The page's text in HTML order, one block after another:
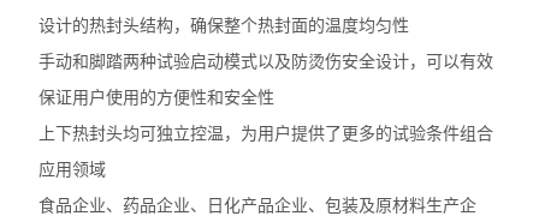
设计的热封头结构，确保整个热封面的温度均匀性
手动和脚踏两种试验启动模式以及防烫伤安全设计，可以有效
保证用户使用的方便性和安全性
上下热封头均可独立控温，为用户提供了更多的试验条件组合
应用领域
食品企业、药品企业、日化产品企业、包装及原材料生产企